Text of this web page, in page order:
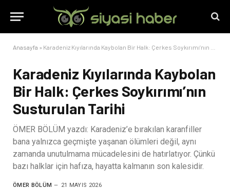
Anasayfa » Karadeniz Kıyılarında Kaybolan Bir Halk: Çerkes Soykırımı’nın Susturulan Tarihi
Karadeniz Kıyılarında Kaybolan
Bir Halk: Çerkes Soykırımı’nın
Susturulan Tarihi
ÖMER BÖLÜM yazdı: Karadeniz’e bırakılan karanfiller
bana yalnızca geçmişte yaşanan ölümleri değil, aynı
zamanda unutulmama mücadelesini de hatırlatıyor. Çünkü
bazı halklar için hafıza, hayatta kalmanın son kalesidir.
ÖMER BÖLÜM 21 MAYIS 2026